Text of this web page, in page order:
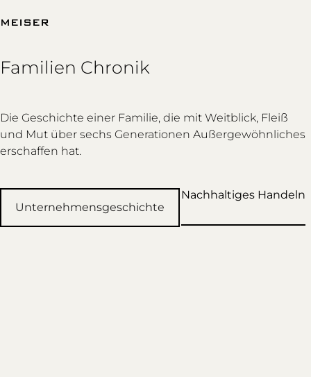
MEISER
Familien Chronik
Die Geschichte einer Familie, die mit Weitblick, Fleiß
und Mut über sechs Generationen Außergewöhnliches
erschaffen hat.
Unternehmensgeschichte
Nachhaltiges Handeln